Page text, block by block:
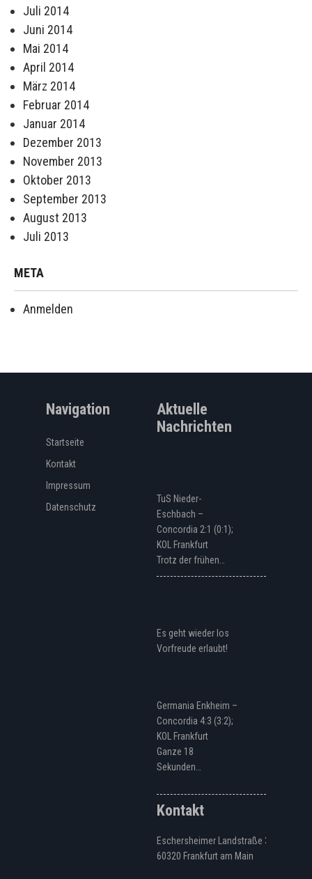
Juli 2014
Juni 2014
Mai 2014
April 2014
März 2014
Februar 2014
Januar 2014
Dezember 2013
November 2013
Oktober 2013
September 2013
August 2013
Juli 2013
META
Anmelden
Navigation
Startseite
Kontakt
Impressum
Datenschutz
Aktuelle
Nachrichten
TuS Nieder-
Eschbach –
Concordia 2:1 (0:1);
KOL Frankfurt
Trotz der frühen…
Es geht wieder los
Vorfreude erlaubt!
Germania Enkheim –
Concordia 4:3 (3:2);
KOL Frankfurt
Ganze 18
Sekunden…
Kontakt
Eschersheimer Landstraße 328
60320 Frankfurt am Main